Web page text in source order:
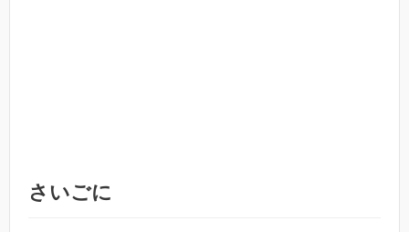
さいごに